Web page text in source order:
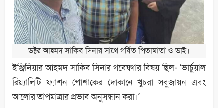
ডক্টর আহমদ সাকিব সিনার সাথে গর্বিত পিতামাতা ও ভাই।
ইঞ্জিনিয়ার আহমদ সাকিব সিনার গবেষণার বিষয় ছিল- ‘ভার্চুয়াল
রিয়্যালিটি ফ্যাশন পোশাকের দোকানে খুচরা সবুজায়ন এবং
আলোর তাপমাত্রার প্রভাব অনুসন্ধান করা।’